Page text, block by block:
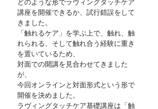
どのような形でラヴィングタッチケア
講座を開催できるか、試行錯誤をして
きました。
「触れるケア」を学ぶ上で、触れ、触
れられる、そして触れ合う経験に重き
を置いているため、
対面での開講を見合わせてきました
が、
今回オンラインと対面形式という形で
開催を決めました。
ラヴィングタッチケア基礎講座は「触